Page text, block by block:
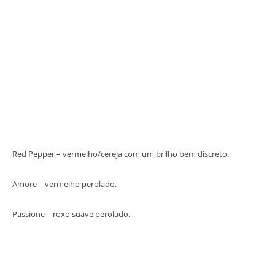
Red Pepper – vermelho/cereja com um brilho bem discreto.
Amore – vermelho perolado.
Passione – roxo suave perolado.